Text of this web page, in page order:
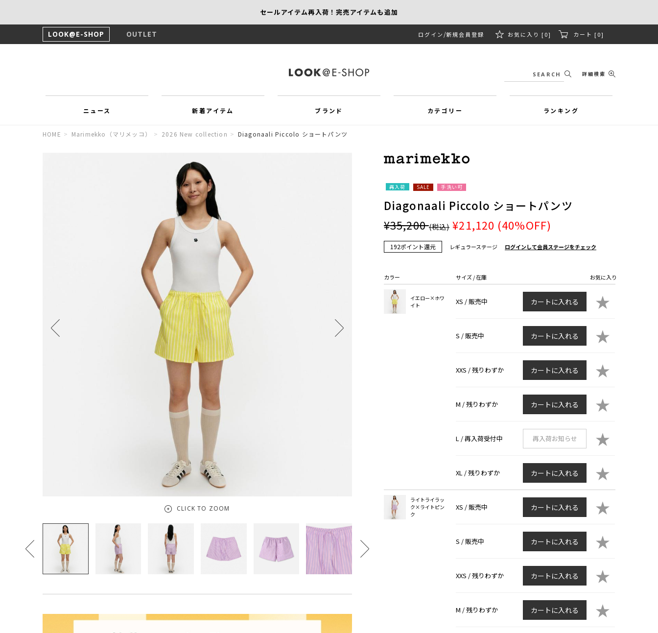
セールアイテム再入荷！完売アイテムも追加
LOOK@E-SHOP OUTLET ログイン 新規会員登録 お気に入り [0] カート [0]
詳細検索
ニュース 新着アイテム ブランド カテゴリー ランキング
HOME > Marimekko（マリメッコ） > 2026 New collection > Diagonaali Piccolo ショートパンツ
CLICK TO ZOOM
再入荷 SALE 手洗い可
Diagonaali Piccolo ショートパンツ
¥35,200(税込) ¥21,120 (40%OFF)
192ポイント還元 レギュラーステージ ログインして会員ステージをチェック
カラー サイズ / 在庫 お気に入り
イエロー×ホワ
イト
XS / 販売中 カートに入れる ★
S / 販売中 カートに入れる ★
XXS /残りわずか カートに入れる ★
M /残りわずか カートに入れる ★
L /再入荷受付中 再入荷お知らせ ★
XL /残りわずか カートに入れる ★
ライトライラッ
ク×ライトピン
ク
XS / 販売中 カートに入れる ★
S / 販売中 カートに入れる ★
XXS /残りわずか カートに入れる ★
M /残りわずか カートに入れる ★